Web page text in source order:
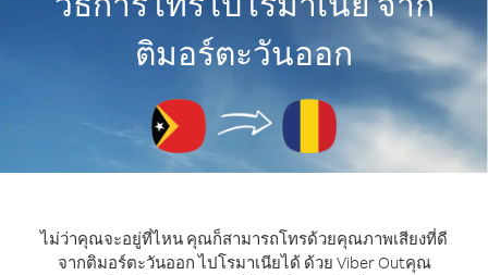
ติมอร์ตะวันออก
ไม่ว่าคุณจะอยู่ที่ไหน คุณก็สามารถโทรด้วยคุณภาพเสียงที่ดี
จากติมอร์ตะวันออก ไปโรมาเนียได้ ด้วย Viber Outคุณ